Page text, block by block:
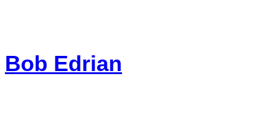
content
Bob Edrian